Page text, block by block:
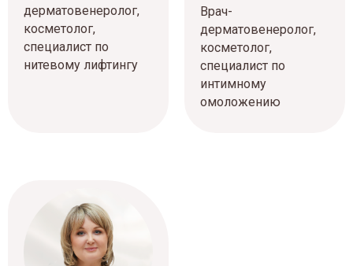
дерматовенеролог,
косметолог,
специалист по
нитевому лифтингу
Врач-
дерматовенеролог,
косметолог,
специалист по
интимному
омоложению